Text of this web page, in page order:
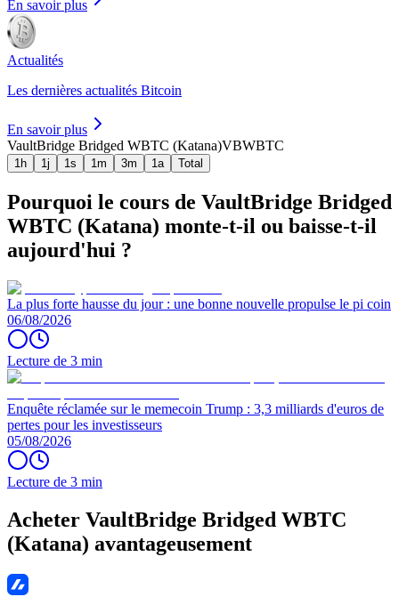
En savoir plus
Actualités
Les dernières actualités Bitcoin
En savoir plus
VaultBridge Bridged WBTC (Katana)VBWBTC
1h 1j 1s 1m 3m 1a Total
Pourquoi le cours de VaultBridge Bridged
WBTC (Katana) monte-t-il ou baisse-t-il
aujourd'hui ?
La plus forte hausse du jour : une bonne nouvelle propulse le pi coin
06/08/2026
Lecture de 3 min
Enquête réclamée sur le memecoin Trump : 3,3 milliards d'euros de
pertes pour les investisseurs
05/08/2026
Lecture de 3 min
Acheter VaultBridge Bridged WBTC
(Katana) avantageusement